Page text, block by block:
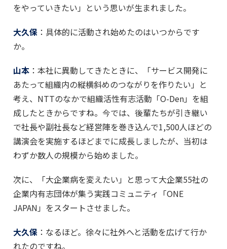
をやっていきたい」という思いが生まれました。
大久保 ：具体的に活動され始めたのはいつからです
か。
山本 ：本社に異動してきたときに、「サービス開発に
あたって組織内の縦横斜めのつながりを作りたい」と
考え、NTTのなかで組織活性有志活動「O-Den」を組
成したときからですね。今では、後輩たちが引き継い
で社長や副社長など経営陣を巻き込んで1,500人ほどの
講演会を実施するほどまでに成長しましたが、当初は
わずか数人の規模から始めました。
次に、「大企業病を変えたい」と思って大企業55社の
企業内有志団体が集う実践コミュニティ「ONE
JAPAN」をスタートさせました。
大久保 ：なるほど。徐々に社外へと活動を広げて行か
れたのですね。